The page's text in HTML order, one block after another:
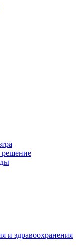
и здравоохранения